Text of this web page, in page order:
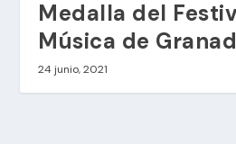
Medalla del
Música de
24 junio, 2021